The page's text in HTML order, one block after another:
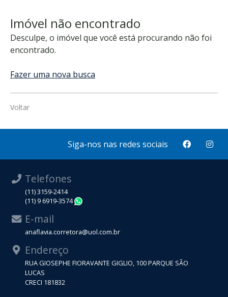
Imóvel não encontrado
Desculpe, o imóvel que você está procurando não foi
encontrado.
Fazer uma nova busca
Voltar
Siga-nos nas redes sociais
Telefones
(11) 3159-2414
(11) 9 6919-3574
E-mail
anaflavia.corretora@uol.com.br
Endereço
RUA GIOSEPHE FIORAVANTE GIGLIO, 100 PARQUE SÃO
LUCAS
CRECI 181832